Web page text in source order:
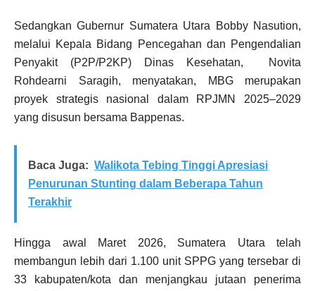
Sedangkan Gubernur Sumatera Utara Bobby Nasution,
melalui Kepala Bidang Pencegahan dan Pengendalian
Penyakit (P2P/P2KP) Dinas Kesehatan, Novita
Rohdearni Saragih, menyatakan, MBG merupakan
proyek strategis nasional dalam RPJMN 2025–2029
yang disusun bersama Bappenas.
Baca Juga: Walikota Tebing Tinggi Apresiasi
Penurunan Stunting dalam Beberapa Tahun
Terakhir
Hingga awal Maret 2026, Sumatera Utara telah
membangun lebih dari 1.100 unit SPPG yang tersebar di
33 kabupaten/kota dan menjangkau jutaan penerima